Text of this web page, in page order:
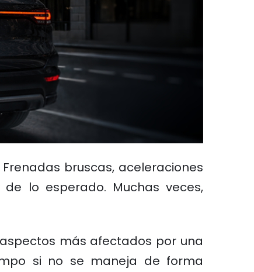
bruscas, aceleraciones
lo esperado. Muchas veces,
más afectados por una
si no se maneja de forma